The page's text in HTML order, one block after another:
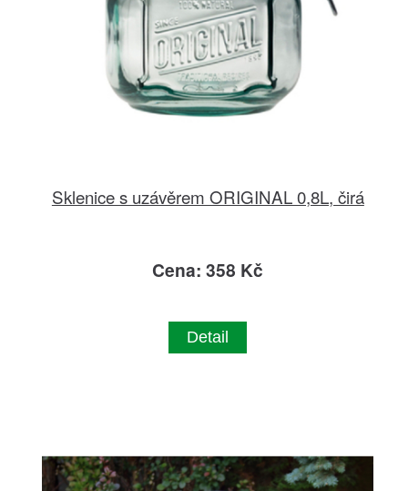
Sklenice s uzávěrem ORIGINAL 0,8L, čirá
Cena: 358 Kč
Detail